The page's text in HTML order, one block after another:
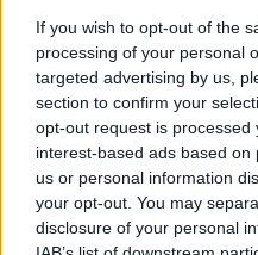
If you wish to opt-out of the
processing of your personal
targeted advertising by us,
section to confirm your
opt-out request is processed
interest-based ads based
us or personal information
your opt-out. You may
disclosure of your personal